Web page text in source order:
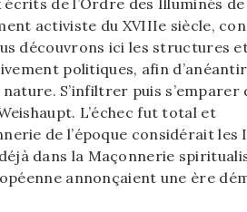
activiste du XVIIIe siècle,
découvrons ici les structures
politiques, afin
S’infiltrer puis s’emparer
L’échec fut total et
de l’époque considérait les
dans la Maçonnerie
annonçaient une ère